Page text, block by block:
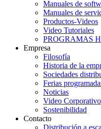
Manuales de
Manuales de
Productos-Videos
Video Tutoriales
PROGRAMAS
Empresa
Filosofía
Historia de la
Sociedades
Ferias
Noticias
Video Corporativo
Sostenibilidad
Contacto
Distribución a